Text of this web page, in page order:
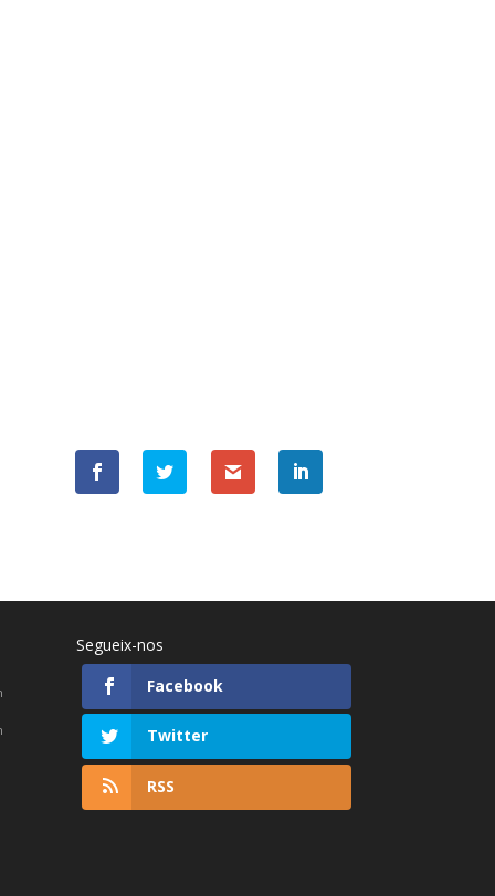
Segueix-nos
Facebook
Twitter
RSS